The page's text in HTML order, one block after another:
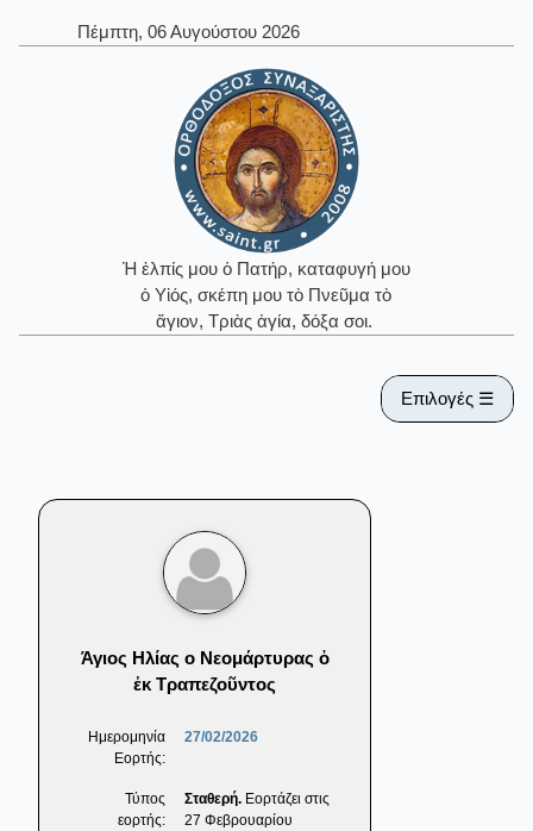
Πέμπτη, 06 Αυγούστου 2026
Ἡ ἐλπίς μου ὁ Πατήρ, καταφυγή μου
ὁ Υἱός, σκέπη μου τὸ Πνεῦμα τὸ
ἅγιον, Τριὰς ἁγία, δόξα σοι.
Επιλογές ☰
Άγιος Ηλίας ο Νεομάρτυρας ὁ
ἐκ Τραπεζοῦντος
Ημερομηνία
Εορτής:
27/02/2026
Τύπος
εορτής:
Σταθερή. Εορτάζει στις
27 Φεβρουαρίου